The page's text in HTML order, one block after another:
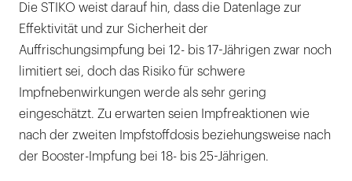
Die STIKO weist darauf hin, dass die Datenlage zur
Effektivität und zur Sicherheit der
Auffrischungsimpfung bei 12- bis 17-Jährigen zwar noch
limitiert sei, doch das Risiko für schwere
Impfnebenwirkungen werde als sehr gering
eingeschätzt. Zu erwarten seien Impfreaktionen wie
nach der zweiten Impfstoffdosis beziehungsweise nach
der Booster-Impfung bei 18- bis 25-Jährigen.